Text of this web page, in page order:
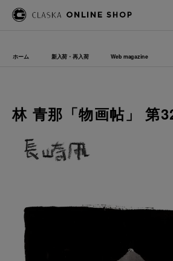
ホーム 新入荷・再入荷 Web magazine
林 青那「物画帖」 第